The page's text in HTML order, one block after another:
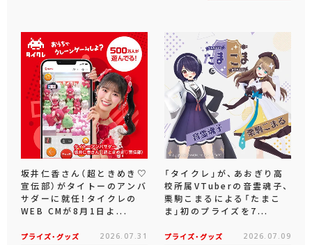
坂井仁香さん（超ときめき♡
宣伝部）がタイトーのアンバ
サダーに就任！タイクレの
WEB CMが8月1日よ...
プライズ・グッズ 2026.07.31
「タイクレ」が、あおぎり高
校所属VTuberの音霊魂子、
栗駒こまるによる「たまこ
ま」初のプライズを7...
プライズ・グッズ 2026.07.09